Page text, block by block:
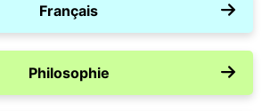
Français
Philosophie